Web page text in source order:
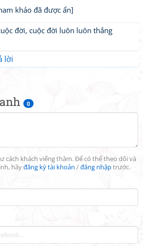
0
cách khách viếng thăm. Để có thể theo dõi và
hãyđăng ký tài khoản /đăng nhậptrước.
khảo đã được ẩn]
đời, cuộc đời luôn luôn thắng
lời